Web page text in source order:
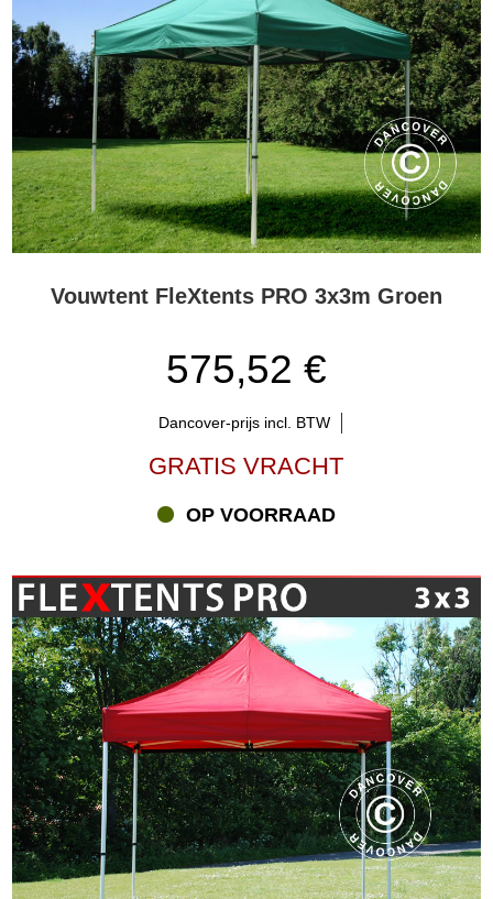
Vouwtent FleXtents PRO 3x3m Groen
575,52 €
Dancover-prijs incl. BTW
GRATIS VRACHT
OP VOORRAAD